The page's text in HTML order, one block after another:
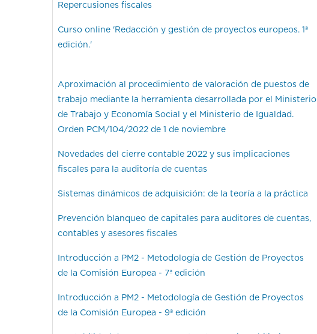
Repercusiones fiscales
Curso online 'Redacción y gestión de proyectos europeos. 1ª
edición.'
Aproximación al procedimiento de valoración de puestos de
trabajo mediante la herramienta desarrollada por el Ministerio
de Trabajo y Economía Social y el Ministerio de Igualdad.
Orden PCM/104/2022 de 1 de noviembre
Novedades del cierre contable 2022 y sus implicaciones
fiscales para la auditoría de cuentas
Sistemas dinámicos de adquisición: de la teoría a la práctica
Prevención blanqueo de capitales para auditores de cuentas,
contables y asesores fiscales
Introducción a PM2 - Metodología de Gestión de Proyectos
de la Comisión Europea - 7ª edición
Introducción a PM2 - Metodología de Gestión de Proyectos
de la Comisión Europea - 9ª edición